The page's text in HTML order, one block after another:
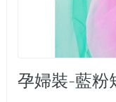
孕婦裝-藍粉